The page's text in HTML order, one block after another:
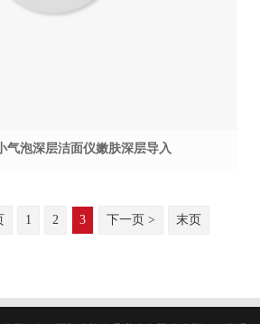
气泡深层洁面仪嫩肤深层导入
1 2 3 下一页 > 末页